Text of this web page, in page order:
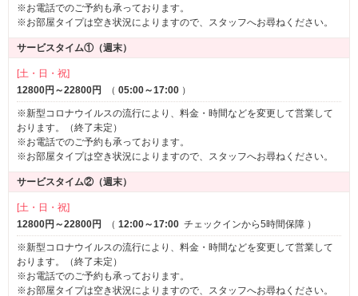
※お電話でのご予約も承っております。
※お部屋タイプは空き状況によりますので、スタッフへお尋ねください。
サービスタイム①（週末）
[土・日・祝]
12800円～22800円
（ 05:00～17:00 ）
※新型コロナウイルスの流行により、料金・時間などを変更して営業して
おります。（終了未定）
※お電話でのご予約も承っております。
※お部屋タイプは空き状況によりますので、スタッフへお尋ねください。
サービスタイム②（週末）
[土・日・祝]
12800円～22800円
（ 12:00～17:00 チェックインから5時間保障 ）
※新型コロナウイルスの流行により、料金・時間などを変更して営業して
おります。（終了未定）
※お電話でのご予約も承っております。
※お部屋タイプは空き状況によりますので、スタッフへお尋ねください。